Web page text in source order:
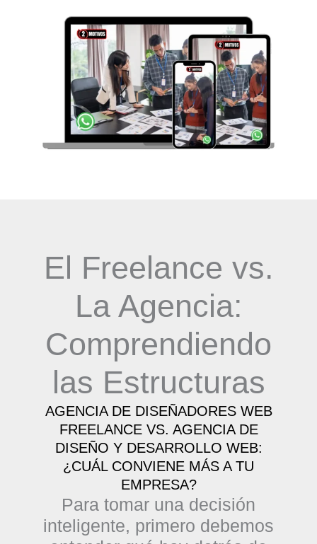
El Freelance vs.
La Agencia:
Comprendiendo
las Estructuras
AGENCIA DE DISEÑADORES WEB
FREELANCE VS. AGENCIA DE
DISEÑO Y DESARROLLO WEB:
¿CUÁL CONVIENE MÁS A TU
EMPRESA?
Para tomar una decisión
inteligente, primero debemos